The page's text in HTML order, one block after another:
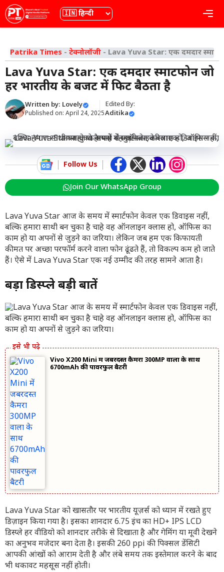
Skip
to
content
भाषा
Patrika Times - टेक्नोलॉजी - Lava Yuva Star: एक दमदार
Lava Yuva Star: एक दमदार स्मार्टफोन जो
हर भारतीय के बजट में फिट बैठता है
Written by: Lovely
Published on: April 24, 2025
Edited By:
Aditika
Follow Us
Join Our WhatsApp Group
Lava Yuva Star आज के समय में स्मार्टफोन केवल एक डिवाइस नहीं,
बल्कि हमारा साथी बन चुका है चाहे वह ऑनलाइन क्लास हो, ऑफिस का
काम हो या अपनों से जुड़ने का जरिया। लेकिन जब हम एक किफायती
कीमत पर अच्छा परफॉर्म करने वाला फोन ढूंढते हैं, तो विकल्प कम हो जाते
हैं। ऐसे में Lava Yuva Star एक नई उम्मीद की तरह सामने आता है।
बड़ा डिस्प्ले बड़ी बातें
Vivo X200 Mini में जबरदस्त कैमरा 300MP वाला के साथ
6700mAh की पावरफुल बैटरी
Lava Yuva Star को खासतौर पर भारतीय यूज़र्स को ध्यान में रखते हुए
डिज़ाइन किया गया है। इसका शानदार 6.75 इंच का HD+ IPS LCD
डिस्प्ले हर वीडियो को शानदार तरीके से दिखाता है और गेमिंग या मूवी देखने
का अनुभव मजेदार बना देता है। इसकी 260 ppi की पिक्सल डेंसिटी
आपकी आंखों को आराम देती है और लंबे समय तक इस्तेमाल करने के बाद
भी थकावट महसूस नहीं होती।